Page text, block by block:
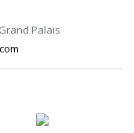
Palais